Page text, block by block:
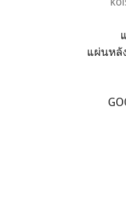
แผ่นหลั